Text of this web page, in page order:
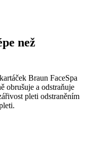
než
Braun FaceSpa
obrušuje a odstraňuje
pleti odstraněním